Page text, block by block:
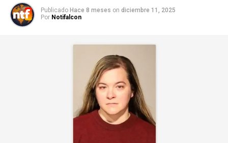
Publicado Hace 8 meses on diciembre 11, 2025
Por Notifalcon